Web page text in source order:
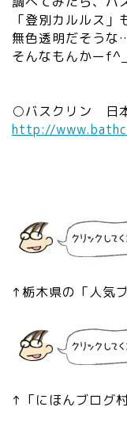
「登別カルルス」
無色透明だそう
そんなもんかー
○バスクリン 日
http://
↑栃木県の「人気
↑「にほんブログ